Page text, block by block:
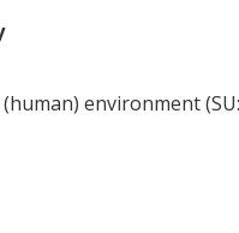
environment